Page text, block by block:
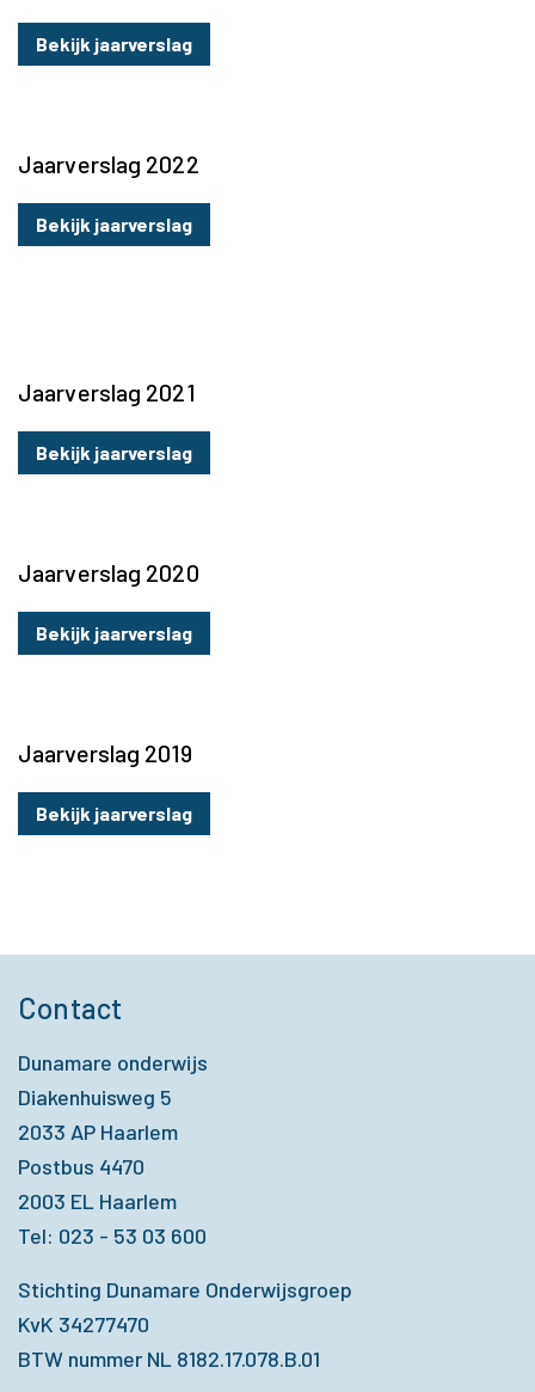
Bekijk jaarverslag
Jaarverslag 2022
Bekijk jaarverslag
Jaarverslag 2021
Bekijk jaarverslag
Jaarverslag 2020
Bekijk jaarverslag
Jaarverslag 2019
Bekijk jaarverslag
Contact
Dunamare onderwijs
Diakenhuisweg 5
2033 AP Haarlem
Postbus 4470
2003 EL Haarlem
Tel: 023 - 53 03 600
Stichting Dunamare Onderwijsgroep
KvK 34277470
BTW nummer NL 8182.17.078.B.01